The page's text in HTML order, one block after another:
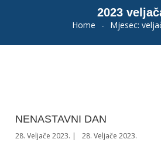
2023
Home - Mjesec:
NENASTAVNI DAN
28. Veljače 2023. 28. Veljače 2023.